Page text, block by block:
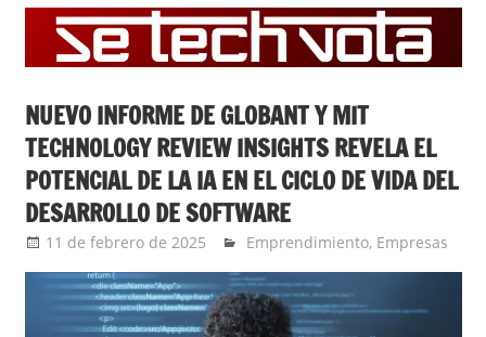
NUEVO INFORME DE GLOBANT Y MIT
TECHNOLOGY REVIEW INSIGHTS REVELA EL
POTENCIAL DE LA IA EN EL CICLO DE VIDA DEL
DESARROLLO DE SOFTWARE
11 de febrero de 2025 Ernesto Herrera
Emprendimiento, Empresas